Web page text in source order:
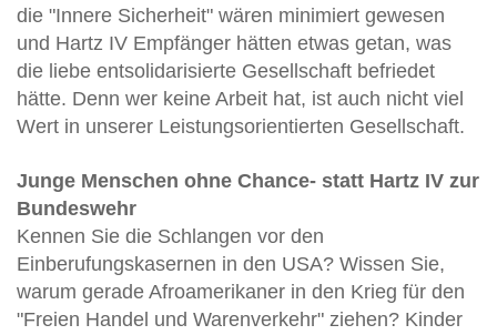
die "Innere Sicherheit" wären minimiert gewesen
und Hartz IV Empfänger hätten etwas getan, was
die liebe entsolidarisierte Gesellschaft befriedet
hätte. Denn wer keine Arbeit hat, ist auch nicht viel
Wert in unserer Leistungsorientierten Gesellschaft.
Junge Menschen ohne Chance- statt Hartz IV zur
Bundeswehr
Kennen Sie die Schlangen vor den
Einberufungskasernen in den USA? Wissen Sie,
warum gerade Afroamerikaner in den Krieg für den
"Freien Handel und Warenverkehr" ziehen? Kinder